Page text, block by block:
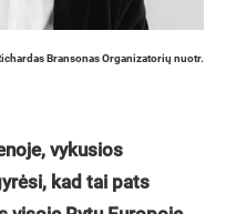
Bransonas Organizatorių nuotr.
vykusios
kad tai pats